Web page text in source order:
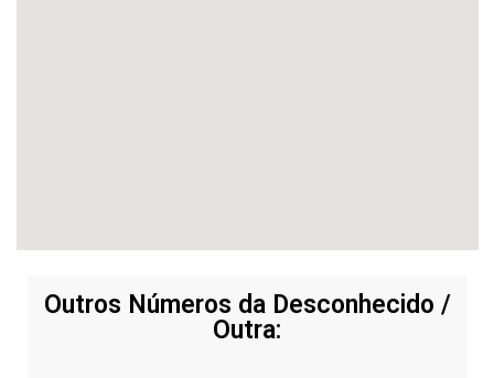
Outros Números da Desconhecido /
Outra: